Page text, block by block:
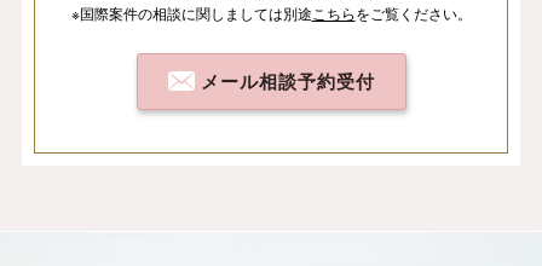
※国際案件の相談に関しましては別途 こちらをご覧ください。
メール相談予約受付